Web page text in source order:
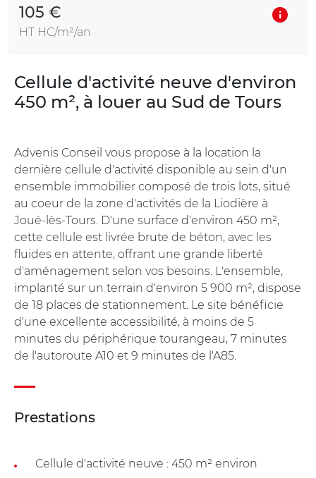
105 €
HT HC/m²/an
Cellule d'activité neuve d'environ
450 m², à louer au Sud de Tours
Advenis Conseil vous propose à la location la
dernière cellule d'activité disponible au sein d'un
ensemble immobilier composé de trois lots, situé
au coeur de la zone d'activités de la Liodière à
Joué-lès-Tours. D'une surface d'environ 450 m²,
cette cellule est livrée brute de béton, avec les
fluides en attente, offrant une grande liberté
d'aménagement selon vos besoins. L'ensemble,
implanté sur un terrain d'environ 5 900 m², dispose
de 18 places de stationnement. Le site bénéficie
d'une excellente accessibilité, à moins de 5
minutes du périphérique tourangeau, 7 minutes
de l'autoroute A10 et 9 minutes de l'A85.
Prestations
Cellule d'activité neuve : 450 m² environ